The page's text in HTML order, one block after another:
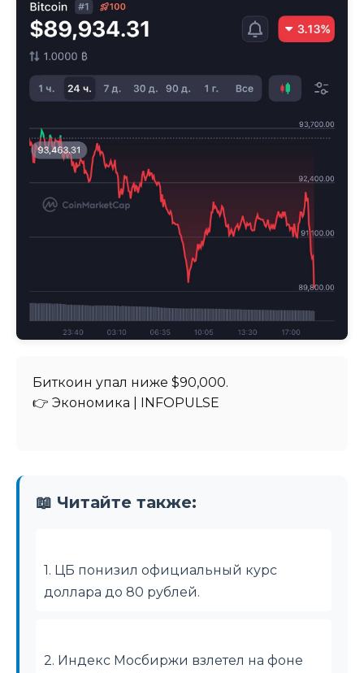
Биткоин упал ниже $90,000.
👉 Экономика | INFOPULSE
📖 Читайте также:
1. ЦБ понизил официальный курс
доллара до 80 рублей.
2. Индекс Мосбиржи взлетел на фоне